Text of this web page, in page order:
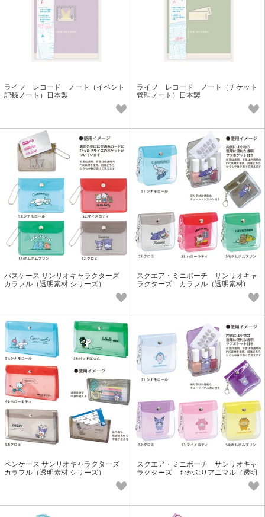
ライフ レコード ノート（イベント
記録ノート）日本製
ライフ レコード ノート（チケット
管理ノート）日本製
パスケース サンリオキャラクターズ
カラフル（透明素材 シリーズ）
スクエア・ミニポーチ サンリオキャ
ラクターズ カラフル（透明素材)
ペンケース サンリオキャラクターズ
カラフル（透明素材 シリーズ）
スクエア・ミニポーチ サンリオキャ
ラクターズ おかぶりアニマル（透明